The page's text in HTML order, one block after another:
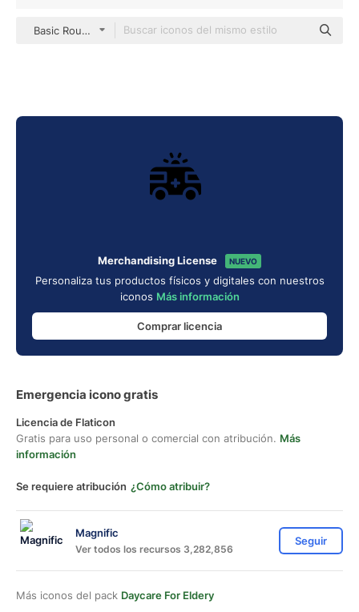
Basic Rounded Filled
Merchandising License NUEVO
Personaliza tus productos físicos y digitales con nuestros
iconos Más información
Comprar licencia
Emergencia icono gratis
Licencia de Flaticon
Gratis para uso personal o comercial con atribución. Más
información
Se requiere atribución ¿Cómo atribuir?
Magnific
Ver todos los recursos 3,282,856
Seguir
Más iconos del pack Daycare For Eldery